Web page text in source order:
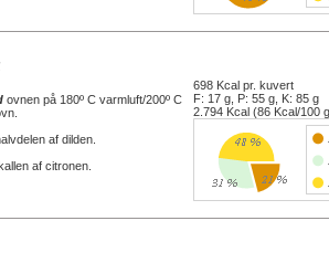
ovnen på 180º C varmluft/200º C
af dilden.
af citronen.
698 Kcal pr. kuvert
F: 17 g, P: 55 g, K: 85 g
2.794 Kcal (86 Kcal/100